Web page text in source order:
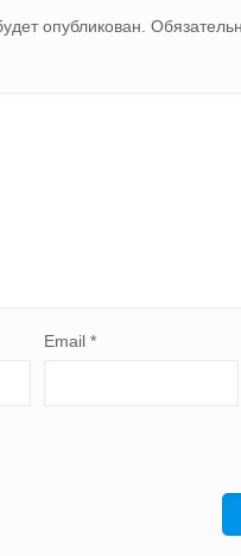
опубликован.
Email *